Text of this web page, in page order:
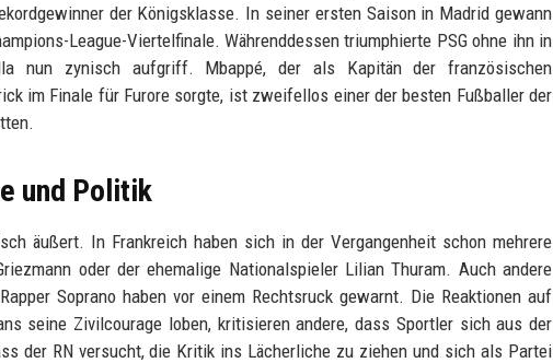
der Königsklasse. In seiner ersten Saison in Madrid gewann
League-Viertelfinale. Währenddessen triumphierte PSG ohne ihn in
nun zynisch aufgriff. Mbappé, der als Kapitän der französischen
im Finale für Furore sorgte, ist zweifellos einer der besten Fußballer der
und Politik
äußert. In Frankreich haben sich in der Vergangenheit schon mehrere
oder der ehemalige Nationalspieler Lilian Thuram. Auch andere
Soprano haben vor einem Rechtsruck gewarnt. Die Reaktionen auf
seine Zivilcourage loben, kritisieren andere, dass Sportler sich aus der
der RN versucht, die Kritik ins Lächerliche zu ziehen und sich als Partei